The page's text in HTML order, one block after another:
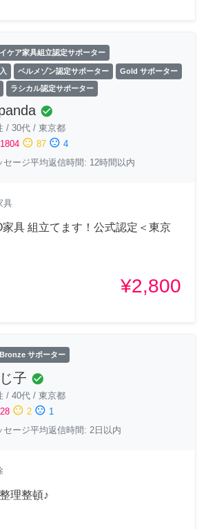
イケア家具組立認定サポーター
ベルメゾン認定サポーター Gold サポーター
ラシカル認定サポーター
check_circle
/ 30代 / 東京都
1804 sentiment_neutral 87 sentiment_dissatisfied 4
セージ平均返信時間: 12時間以内
具
具 組立てます！公式認定＜東京
¥2,800
Bronze サポーター
子 check_circle
/ 40代 / 東京都
28 sentiment_neutral 2 sentiment_dissatisfied 1
セージ平均返信時間: 2日以内
理整頓♪